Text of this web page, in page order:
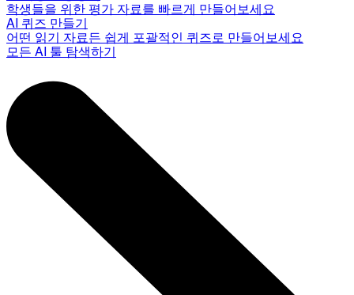
학생들을 위한 평가 자료를 빠르게 만들어보세요
AI 퀴즈 만들기
어떤 읽기 자료든 쉽게 포괄적인 퀴즈로 만들어보세요
모든 AI 툴 탐색하기